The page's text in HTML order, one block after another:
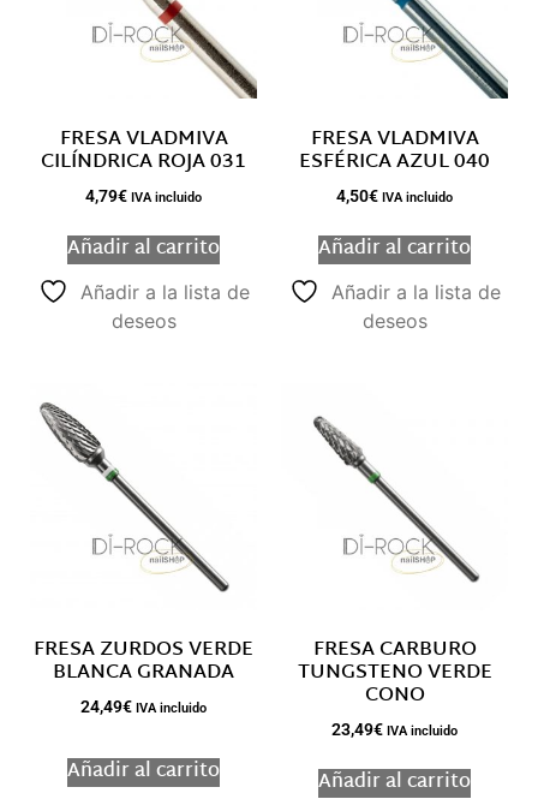
FRESA VLADMIVA
CILÍNDRICA ROJA 031
4,79€ IVA incluido
Añadir al carrito
Añadir a la lista de
deseos
FRESA VLADMIVA
ESFÉRICA AZUL 040
4,50€ IVA incluido
Añadir al carrito
Añadir a la lista de
deseos
FRESA ZURDOS VERDE
BLANCA GRANADA
24,49€ IVA incluido
Añadir al carrito
FRESA CARBURO
TUNGSTENO VERDE
CONO
23,49€ IVA incluido
Añadir al carrito